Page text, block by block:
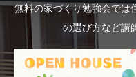
無料の家づくり勉強会では
の選び方など講